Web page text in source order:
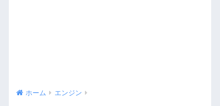
ホーム エンジン